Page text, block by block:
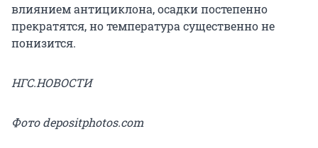
влиянием антициклона, осадки постепенно
прекратятся, но температура существенно не
понизится.
НГС.НОВОСТИ
Фото depositphotos.com